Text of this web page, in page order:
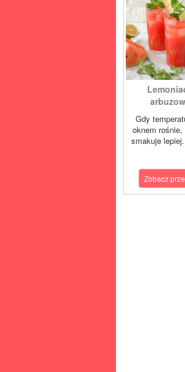
Gdy
oknem
smakuje
Zobacz